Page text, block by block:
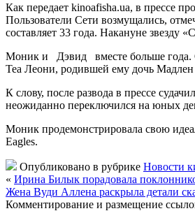
Как передает kinoafisha.ua, в прессе
Пользователи Сети возмущались,
составляет 33 года. Накануне
Моник и Дэвид вместе больше года. С
Теа Леони, родившей ему дочь
К слову, после развода в прессе
неожиданно переключился на юных
Моник продемонстрировала свою
Eagles.
Опубликовано в рубрике Новости
« Ирина Билык порадовала
Жена Вуди Аллена раскрыла детали
Комментирование и размещение